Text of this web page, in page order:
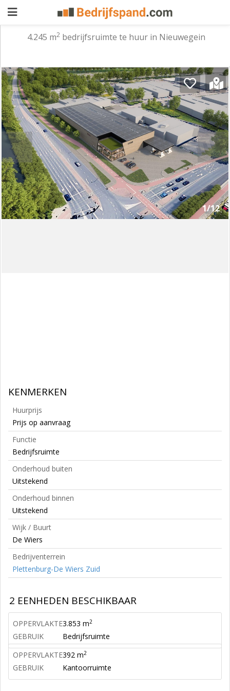
aanbieden
Pand
zoeken
Waarom
adverteren
Premium
adverteren
Blog
Registreren
Login
4.245 m2bedrijfsruimte te huur in Nieuwegein
1/12
KENMERKEN
Huurprijs
Prijs op aanvraag
Functie
Bedrijfsruimte
Onderhoud buiten
Uitstekend
Onderhoud binnen
Uitstekend
Wijk / Buurt
De Wiers
Bedrijventerrein
Plettenburg-De Wiers Zuid
2 EENHEDEN BESCHIKBAAR
OPPERVLAKTE3.853 m2
GEBRUIK
Bedrijfsruimte
OPPERVLAKTE392 m2
GEBRUIK Kantoorruimte